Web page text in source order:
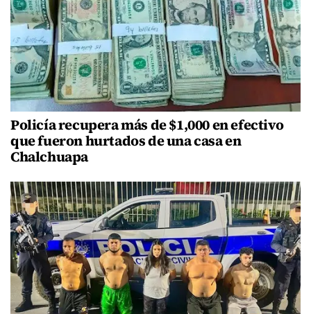
Policía recupera más de $1,000 en efectivo
que fueron hurtados de una casa en
Chalchuapa